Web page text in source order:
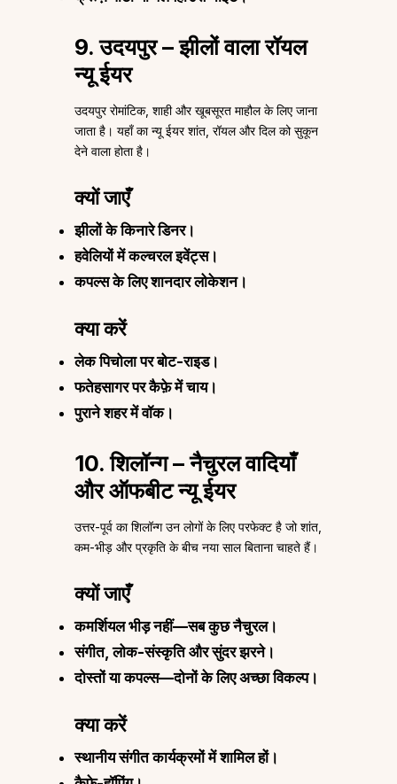
9. उदयपुर – झीलों वाला रॉयल
न्यू ईयर
उदयपुर रोमांटिक, शाही और खूबसूरत माहौल के लिए जाना
जाता है। यहाँ का न्यू ईयर शांत, रॉयल और दिल को सुकून
देने वाला होता है।
क्यों जाएँ
झीलों के किनारे डिनर।
हवेलियों में कल्चरल इवेंट्स।
कपल्स के लिए शानदार लोकेशन।
क्या करें
लेक पिचोला पर बोट-राइड।
फतेहसागर पर कैफ़े में चाय।
पुराने शहर में वॉक।
10. शिलॉन्ग – नैचुरल वादियाँ
और ऑफबीट न्यू ईयर
उत्तर-पूर्व का शिलॉन्ग उन लोगों के लिए परफेक्ट है जो शांत,
कम-भीड़ और प्रकृति के बीच नया साल बिताना चाहते हैं।
क्यों जाएँ
कमर्शियल भीड़ नहीं—सब कुछ नैचुरल।
संगीत, लोक-संस्कृति और सुंदर झरने।
दोस्तों या कपल्स—दोनों के लिए अच्छा विकल्प।
क्या करें
स्थानीय संगीत कार्यक्रमों में शामिल हों।